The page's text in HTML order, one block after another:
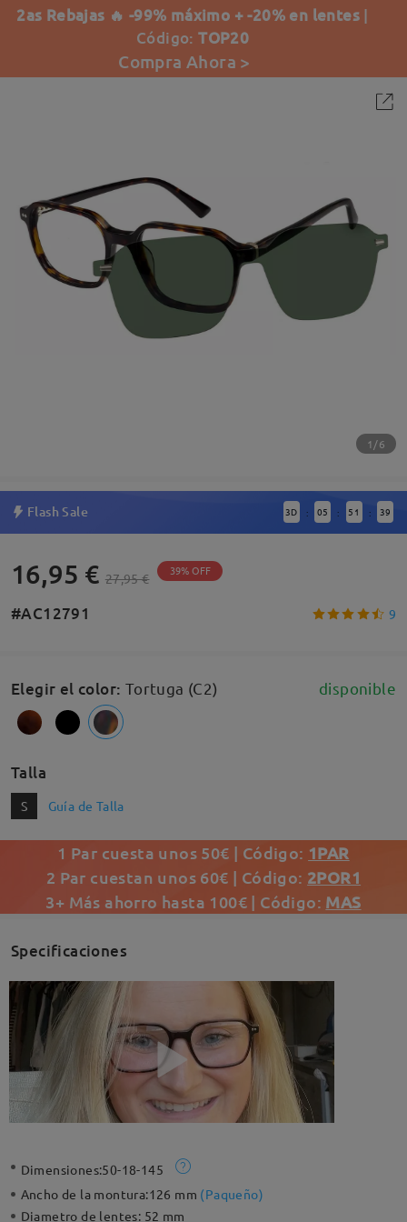
2as Rebajas 🔥 -99% máximo + -20% en lentes |
Código:TOP20
Compra Ahora >
1/6
Flash Sale 3D : 05 : 51 : 38
16,95 € 27,95 € 39% OFF
#AC12791 9
Elegir el color: Tortuga (C2) disponible
Talla
S Guía de Talla
1 Par cuesta unos 50€ | Código: 1PAR
2 Par cuestan unos 60€ | Código: 2POR1
3+ Más ahorro hasta 100€ | Código: MAS
Specificaciones
Dimensiones:50-18-145
Ancho de la montura:126 mm (Paqueño)
Diametro de lentes: 52 mm